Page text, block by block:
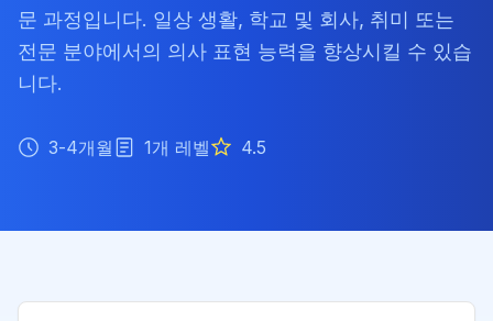
문 과정입니다. 일상 생활, 학교 및 회사, 취미 또는
전문 분야에서의 의사 표현 능력을 향상시킬 수 있습
니다.
3-4개월 1개 레벨 4.5